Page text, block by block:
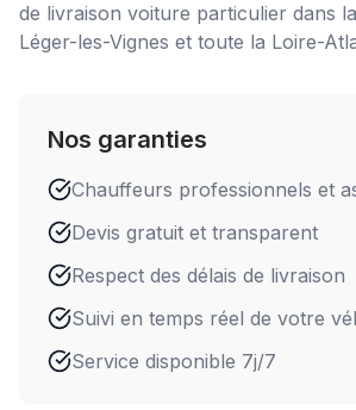
de livraison voiture particulier dans
Léger-les-Vignes et toute la Loire-
Nos garanties
Chauffeurs professionnels et
Devis gratuit et transparent
Respect des délais de livraison
Suivi en temps réel de votre
Service disponible 7j/7